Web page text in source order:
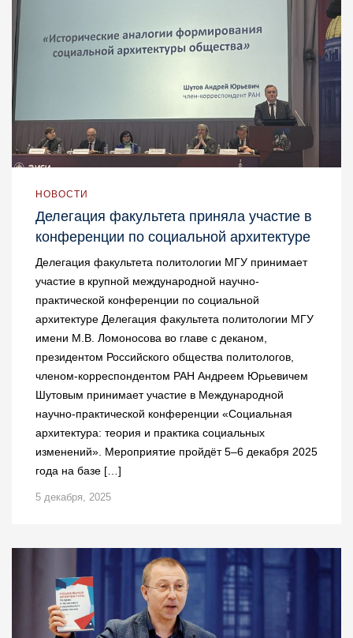
НОВОСТИ
Делегация факультета приняла участие в
конференции по социальной архитектуре
Делегация факультета политологии МГУ принимает
участие в крупной международной научно-
практической конференции по социальной
архитектуре Делегация факультета политологии МГУ
имени М.В. Ломоносова во главе с деканом,
президентом Российского общества политологов,
членом-корреспондентом РАН Андреем Юрьевичем
Шутовым принимает участие в Международной
научно-практической конференции «Социальная
архитектура: теория и практика социальных
изменений». Мероприятие пройдёт 5–6 декабря 2025
года на базе […]
5 декабря, 2025